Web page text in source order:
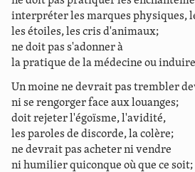
interpréter les marques physiques,
les étoiles, les cris d'animaux;
ne doit pas s'adonner à
la pratique de la médecine ou
Un moine ne devrait pas trembler
ni se rengorger face aux louanges;
doit rejeter l'égoïsme, l'avidité,
les paroles de discorde, la colère;
ne devrait pas acheter ni vendre
ni humilier quiconque où que ce soit;